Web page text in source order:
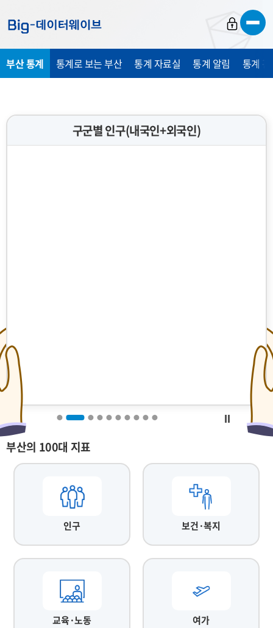
가
가
가
부산 통계 통계로 보는 부산 통계 자료실 통계 알림 통계
구군별 인구(내국인+외국인)
부산의 100대 지표
인구 보건·복지
교육·노동 여가